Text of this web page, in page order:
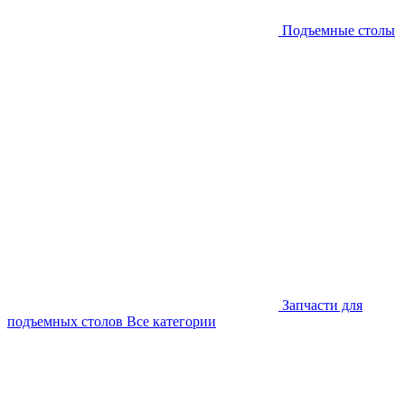
Подъемные столы
Запчасти для
подъемных столов Все категории